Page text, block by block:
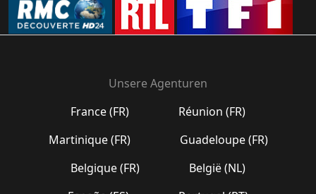
Unsere Agenturen
France (FR)
Réunion (FR)
Martinique (FR)
Guadeloupe (FR)
Belgique (FR)
België (NL)